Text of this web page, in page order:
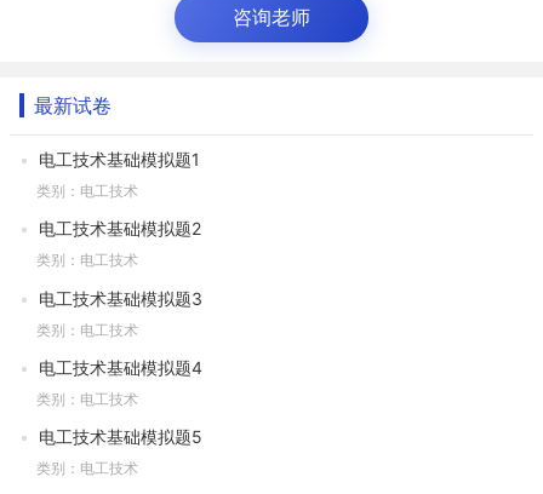
咨询老师
最新试卷
电工技术基础模拟题1
类别：电工技术
电工技术基础模拟题2
类别：电工技术
电工技术基础模拟题3
类别：电工技术
电工技术基础模拟题4
类别：电工技术
电工技术基础模拟题5
类别：电工技术